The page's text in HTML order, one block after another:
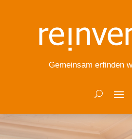
Gemeinsam erfinden